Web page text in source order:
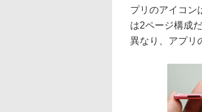
プリのアイコン
は2ページ構成
異なり、アプリ